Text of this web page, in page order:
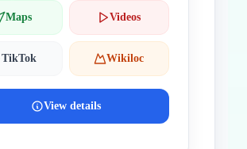
Maps Videos
TikTok Wikiloc
View details